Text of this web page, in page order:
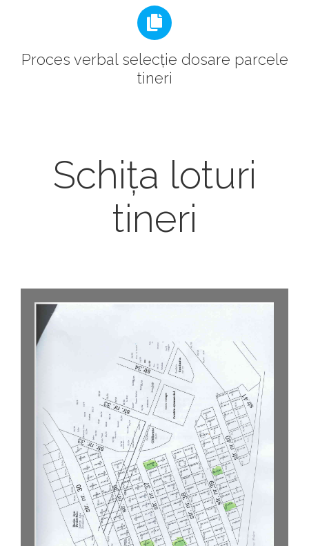
Proces verbal selecție dosare parcele
tineri
Schița loturi
tineri